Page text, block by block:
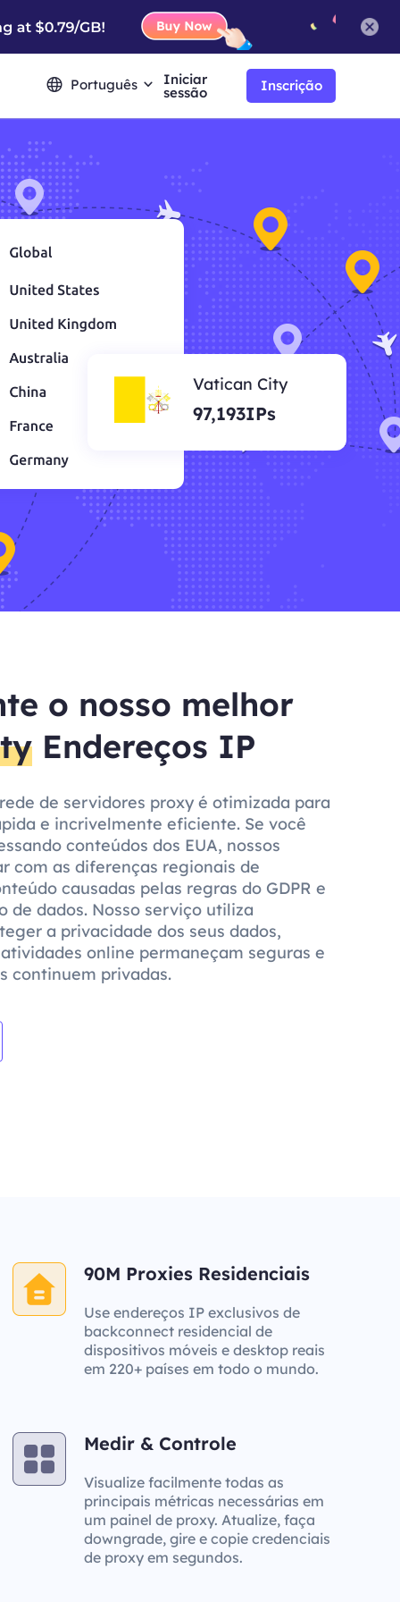
Português Iniciar
sessão Inscrição
Vatican City
97,193IPs
o nosso melhor
Endereços IP
de servidores proxy é otimizada para
e incrivelmente eficiente. Se você
conteúdos dos EUA, nossos
com as diferenças regionais de
causadas pelas regras do GDPR e
de dados. Nosso serviço utiliza
a privacidade dos seus dados,
online permaneçam seguras e
continuem privadas.
90M Proxies Residenciais
Use endereços IP exclusivos de
backconnect residencial de
dispositivos móveis e desktop reais
em 220+ países em todo o mundo.
Medir & Controle
Visualize facilmente todas as
principais métricas necessárias em
um painel de proxy. Atualize, faça
downgrade, gire e copie credenciais
de proxy em segundos.